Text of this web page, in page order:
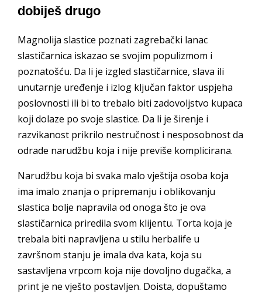
dobiješ drugo
Magnolija slastice poznati zagrebački lanac
slastičarnica iskazao se svojim populizmom i
poznatošću. Da li je izgled slastičarnice, slava ili
unutarnje uređenje i izlog ključan faktor uspjeha
poslovnosti ili bi to trebalo biti zadovoljstvo kupaca
koji dolaze po svoje slastice. Da li je širenje i
razvikanost prikrilo nestručnost i nesposobnost da
odrade narudžbu koja i nije previše komplicirana.
Narudžbu koja bi svaka malo vještija osoba koja
ima imalo znanja o pripremanju i oblikovanju
slastica bolje napravila od onoga što je ova
slastičarnica priredila svom klijentu. Torta koja je
trebala biti napravljena u stilu herbalife u
završnom stanju je imala dva kata, koja su
sastavljena vrpcom koja nije dovoljno dugačka, a
print je ne vješto postavljen. Doista, dopuštamo